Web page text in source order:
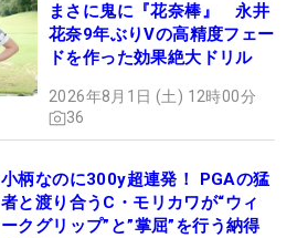
まさに鬼に『花奈棒』 永井
花奈9年ぶりVの高精度フェー
ドを作った効果絶大ドリル
2026年8月1日 (土) 12時00分
36
小柄なのに300y超連発！ PGAの猛
者と渡り合うC・モリカワが“ウィ
ークグリップ”と”掌屈”を行う納得